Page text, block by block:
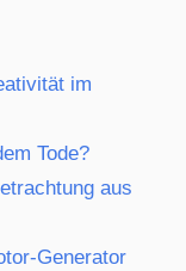
im
Tode?
aus
Generator